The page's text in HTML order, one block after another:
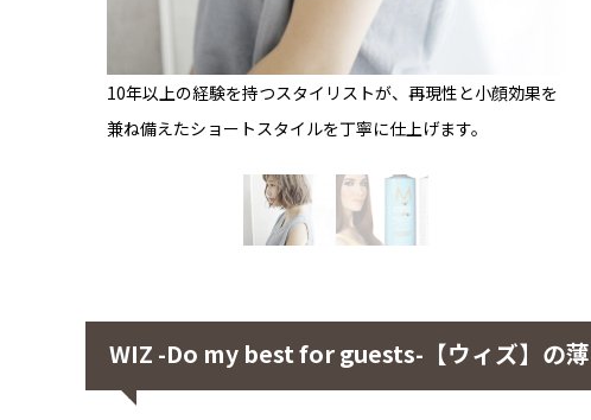
10年以上の経験を持つスタイリストが、再現性と小顔効果を
兼ね備えたショートスタイルを丁寧に仕上げます。
WIZ -Do my best for guests-【ウィズ】の